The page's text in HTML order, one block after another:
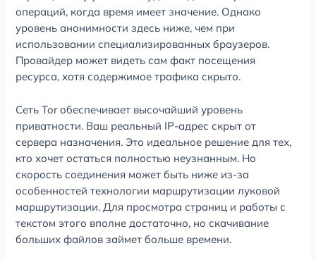
операций, когда время имеет значение. Однако
уровень анонимности здесь ниже, чем при
использовании специализированных браузеров.
Провайдер может видеть сам факт посещения
ресурса, хотя содержимое трафика скрыто.
Сеть Tor обеспечивает высочайший уровень
приватности. Ваш реальный IP-адрес скрыт от
сервера назначения. Это идеальное решение для тех,
кто хочет остаться полностью неузнанным. Но
скорость соединения может быть ниже из-за
особенностей технологии маршрутизации луковой
маршрутизации. Для просмотра страниц и работы с
текстом этого вполне достаточно, но скачивание
больших файлов займет больше времени.